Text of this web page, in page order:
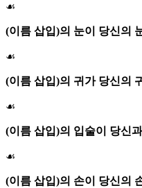
☙
(이름 삽입)의 눈이 당신의
☙
(이름 삽입)의 귀가 당신의
☙
(이름 삽입)의 입술이 당신
☙
(이름 삽입)의 손이 당신의